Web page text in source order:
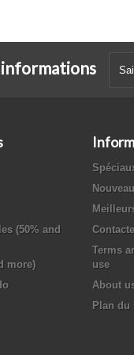
(50% and
more)
Terms
use
About
Plan du